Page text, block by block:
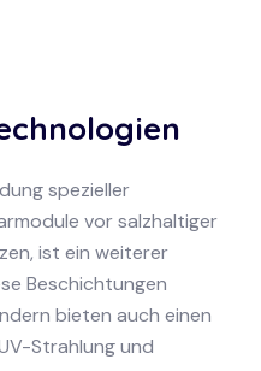
spezieller
vor salzhaltiger
ist ein weiterer
Beschichtungen
bieten auch einen
Strahlung und